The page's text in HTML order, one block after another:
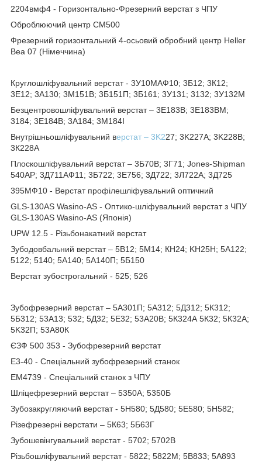
2204вмф4 - Горизонтально-Фрезерний верстат з ЧПУ
Оброблюючий центр СМ500
Фрезерний горизонтальний 4-осьовий обробний центр Heller
Bea 07 (Німеччина)
Круглошліфувальний верстат - 3У10МАФ10; 3Б12; 3К12;
3Е12; 3А130; 3М151В; 3Б151П; 3Б161; 3У131; 3132; 3У132М
Безцентровошліфувальний верстат – 3Е183В; 3Е183ВМ;
3184; 3Е184В; 3А184; 3М184І
Внутрішньошліфувальний верстат – 3K227; 3K227A; 3K228B;
3К228А
Плоскошліфувальний верстат – 3Б70В; 3Г71; Jones-Shipman
540AP; 3Д711АФ11; 3Б722; 3Е756; 3Д722; 3Л722А; 3Д725
395МФ10 - Верстат профілешліфувальний оптичний
GLS-130AS Wasino-AS - Оптико-шліфувальний верстат з ЧПУ
GLS-130AS Wasino-AS (Японія)
UPW 12.5 - Різьбонакатний верстат
Зубодовбальний верстат – 5В12; 5М14; КН24; KH25H; 5А122;
5122; 5140; 5A140; 5А140П; 5Б150
Верстат зубострогальний - 525; 526
Зубофрезерний верстат – 5A301П; 5А312; 5Д312; 5К312;
5Б312; 53А13; 532; 5Д32; 5Е32; 53A20B; 5К324А 5К32; 5К32А;
5K32П; 53А80К
ЄЗФ 500 353 - Зубофрезерний верстат
Е3-40 - Спеціальний зубофрезерний станок
ЕМ4739 - Спеціальний станок з ЧПУ
Шліцефрезерний верстат – 5350А; 5350Б
Зубозакругляючий верстат - 5H580; 5Д580; 5Е580; 5H582;
Різефрезерні верстати – 5К63; 5Б63Г
Зубошевiнгувальний верстат - 5702; 5702B
Різьбошліфувальний верстат - 5822; 5822М; 5B833; 5A893